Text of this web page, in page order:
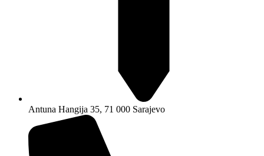
Antuna Hangija 35, 71 000 Sarajevo